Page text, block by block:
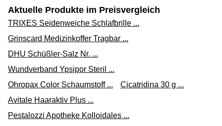
Aktuelle Produkte im Preisvergleich
TRIXES Seidenweiche Schlafbrille ...
Grinscard Medizinkoffer Tragbar ...
DHU Schüßler-Salz Nr. ...
Wundverband Ypsipor Steril ...
Ohropax Color Schaumstoff ...
Cicatridina 30 g ...
Avitale Haaraktiv Plus ...
Pestalozzi Apotheke Kolloidales ...